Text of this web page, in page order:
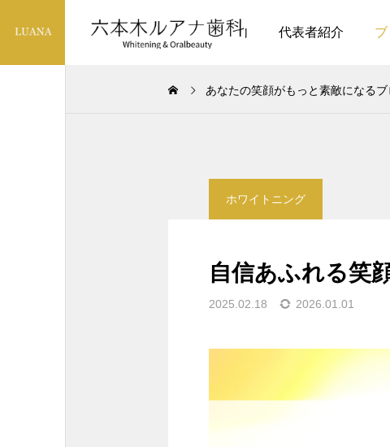
診療案内 代表者紹介
の健康と歯周病予防
あなたの笑顔がもっと素敵になる
ホワイトニング
自信あふれる笑
2025.02.18 2026.01.01